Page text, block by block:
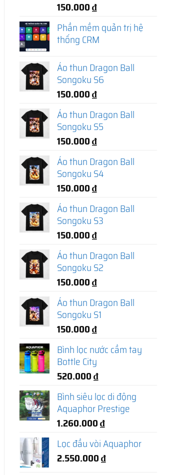
150.000₫
Phần mềm quản trị hệ
thống CRM
Áo thun Dragon Ball
Songoku S6
150.000₫
Áo thun Dragon Ball
Songoku S5
150.000₫
Áo thun Dragon Ball
Songoku S4
150.000₫
Áo thun Dragon Ball
Songoku S3
150.000₫
Áo thun Dragon Ball
Songoku S2
150.000₫
Áo thun Dragon Ball
Songoku S1
150.000₫
Bình lọc nước cầm tay
Bottle City
520.000₫
Bình siêu lọc di động
Aquaphor Prestige
1.260.000₫
Lọc đầu vòi Aquaphor
2.550.000₫